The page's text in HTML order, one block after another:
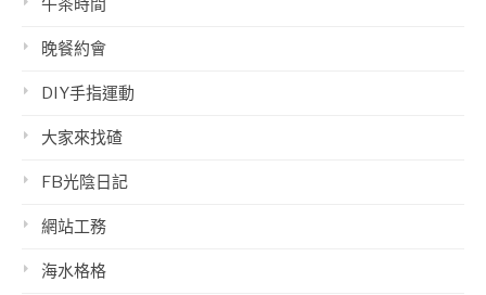
晚餐約會
DIY手指運動
大家來找碴
FB光陰日記
網站工務
海水格格